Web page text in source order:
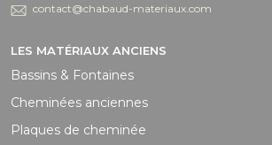
contact@chabaud-materiaux.com
LES MATÉRIAUX ANCIENS
Bassins & Fontaines
Cheminées anciennes
Plaques de cheminée